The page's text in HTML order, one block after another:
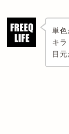
単色
キラ
目